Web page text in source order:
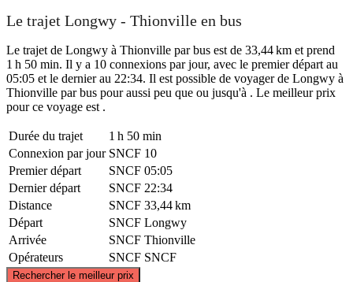
Le trajet Longwy - Thionville en bus
Le trajet de Longwy à Thionville par bus est de 33,44 km et prend
1 h 50 min. Il y a 10 connexions par jour, avec le premier départ au
05:05 et le dernier au 22:34. Il est possible de voyager de Longwy à
Thionville par bus pour aussi peu que ou jusqu'à . Le meilleur prix
pour ce voyage est .
Durée du trajet
1 h 50 min
Connexion par jour SNCF 10
Premier départ
SNCF 05:05
Dernier départ
SNCF 22:34
Distance
SNCF 33,44 km
Départ
SNCF Longwy
Arrivée
SNCF Thionville
Opérateurs
SNCF SNCF
Rechercher le meilleur prix